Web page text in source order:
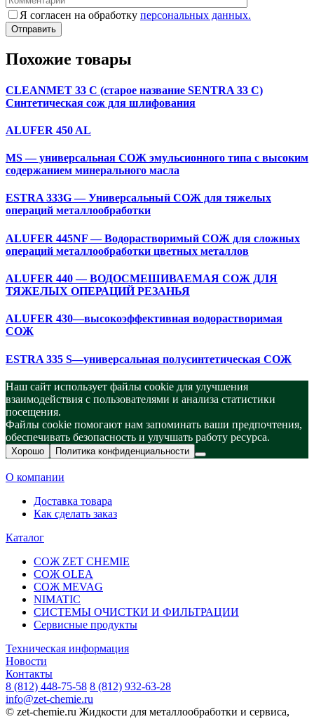
Я согласен на обработку персональных данных.
Похожие товары
CLEANMET 33 C (старое название SENTRA 33 C)
Cинтетическая сож для шлифования
ALUFER 450 AL
MS — универсальная СОЖ эмульсионного типа с высоким
содержанием минерального масла
ESTRA 333G — Универсальный СОЖ для тяжелых
операций металлообработки
ALUFER 445NF — Водорастворимый СОЖ для сложных
операций металлообработки цветных металлов
ALUFER 440 — ВОДОСМЕШИВАЕМАЯ СОЖ ДЛЯ
ТЯЖЕЛЫХ ОПЕРАЦИЙ РЕЗАНЬЯ
ALUFER 430—высокоэффективная водорастворимая
СОЖ
ESTRA 335 S—универсальная полусинтетическая СОЖ
Наш сайт использует файлы cookie для улучшения
взаимодействия с пользователями и анализа статистики
посещения.
Файлы cookie помогают нам запоминать ваши предпочтения,
обеспечивать безопасность и улучшать работу ресурса.
Хорошо Политика конфиденциальности
О компании
Доставка товара
Как сделать заказ
Каталог
СОЖ ZET CHEMIE
СОЖ OLEA
СОЖ MEVAG
NIMATIC
СИСТЕМЫ ОЧИСТКИ И ФИЛЬТРАЦИИ
Сервисные продукты
Техническая информация
Новости
Контакты
8 (812) 448-75-58 8 (812) 932-63-28
info@zet-chemie.ru
© zet-chemie.ru Жидкости для металлообработки и сервиса,